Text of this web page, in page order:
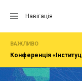
Навігація
ВАЖЛИВО